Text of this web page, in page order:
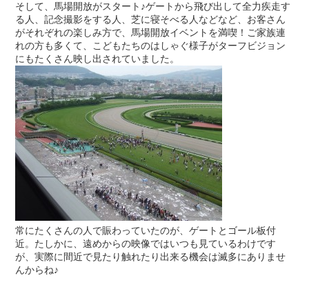
そして、馬場開放がスタート♪ゲートから飛び出して全力疾走す
る人、記念撮影をする人、芝に寝そべる人などなど、お客さん
がそれぞれの楽しみ方で、馬場開放イベントを満喫！ご家族連
れの方も多くて、こどもたちのはしゃぐ様子がターフビジョン
にもたくさん映し出されていました。
常にたくさんの人で賑わっていたのが、ゲートとゴール板付
近。たしかに、遠めからの映像ではいつも見ているわけです
が、実際に間近で見たり触れたり出来る機会は滅多にありませ
んからね♪